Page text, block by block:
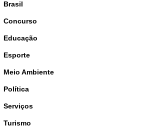
Brasil
Concurso
Educação
Esporte
Meio Ambiente
Política
Serviços
Turismo